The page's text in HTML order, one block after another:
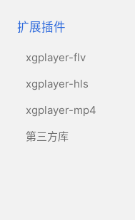
扩展插件
xgplayer-flv
xgplayer-hls
xgplayer-mp4
第三方库